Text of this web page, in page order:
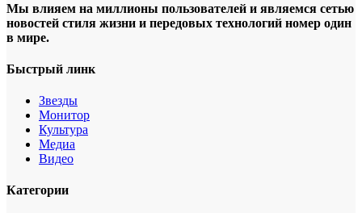
Мы влияем на миллионы пользователей и являемся сетью
новостей стиля жизни и передовых технологий номер один
в мире.
Быстрый линк
Звезды
Монитор
Культура
Медиа
Видео
Категории